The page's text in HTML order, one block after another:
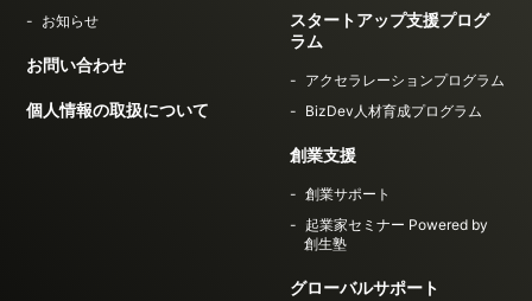
お知らせ
お問い合わせ
個人情報の取扱について
スタートアップ支援プログ
ラム
アクセラレーションプログラム
BizDev人材育成プログラム
創業支援
創業サポート
起業家セミナー Powered by
創生塾
グローバルサポート